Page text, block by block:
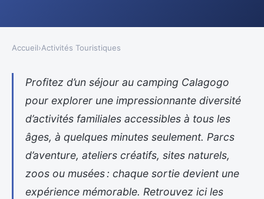
Accueil›Activités Touristiques
Profitez d’un séjour au camping Calagogo
pour explorer une impressionnante diversité
d’activités familiales accessibles à tous les
âges, à quelques minutes seulement. Parcs
d’aventure, ateliers créatifs, sites naturels,
zoos ou musées : chaque sortie devient une
expérience mémorable. Retrouvez ici les